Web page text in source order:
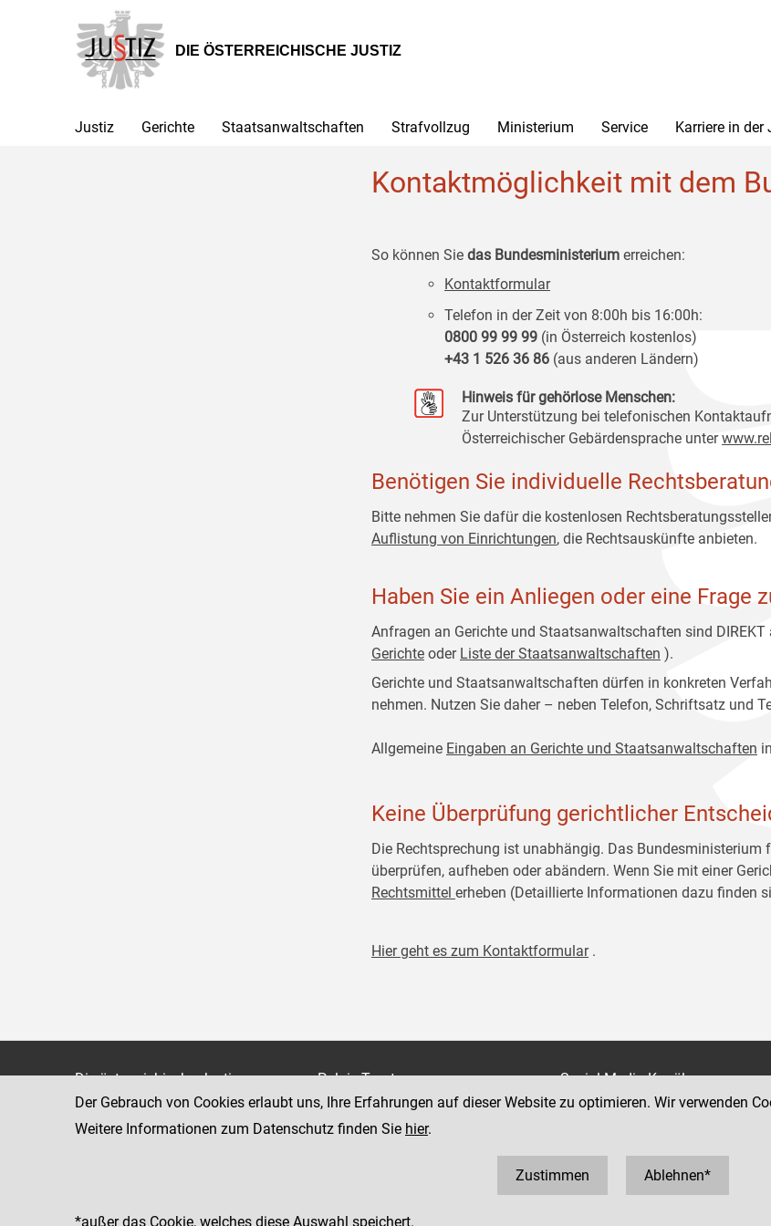
Hauptnavigation
[1]
Inhalt
[2]
Untermenü
[3]
DIE ÖSTERREICHISCHE JUSTIZ
Justiz Gerichte Staatsanwaltschaften Strafvollzug Ministerium Service Karriere in der
Kontaktmöglichkeit mit dem
So können Sie das Bundesministerium erreichen:
Kontaktformular
Telefon in der Zeit von 8:00h bis 16:00h:
0800 99 99 99 (in Österreich kostenlos)
+43 1 526 36 86 (aus anderen Ländern)
Hinweis für gehörlose Menschen:
Zur Unterstützung bei telefonischen
Österreichischer Gebärdensprache unter
Benötigen Sie individuelle
Bitte nehmen Sie dafür die kostenlosen
Auflistung von Einrichtungen, die Rechtsauskünfte anbieten.
Haben Sie ein Anliegen oder eine Frage
Anfragen an Gerichte und Staatsanwaltschaften sind DIREKT
Gerichte oder Liste der Staatsanwaltschaften ).
Gerichte und Staatsanwaltschaften dürfen in konkreten
nehmen. Nutzen Sie daher – neben Telefon, Schriftsatz und
Allgemeine Eingaben an Gerichte und Staatsanwaltschaften
Keine Überprüfung gerichtlicher
Die Rechtsprechung ist unabhängig. Das
überprüfen, aufheben oder abändern. Wenn Sie mit einer
Rechtsmittel erheben (Detaillierte Informationen dazu finden
Hier geht es zum Kontaktformular.
Die österreichische Justiz
Bundesministerium für Justiz
justiz.gv.at
Palais Trautson
Museumstraße 7
1070 Wien
Social Media Kanäle
der Justiz und des BMJ
Der Gebrauch von Cookies erlaubt uns, Ihre Erfahrungen auf dieser Website zu optimieren. Wir verwenden
Weitere Informationen zum Datenschutz finden Sie hier.
Zustimmen Ablehnen*
*außer das Cookie, welches diese Auswahl speichert.